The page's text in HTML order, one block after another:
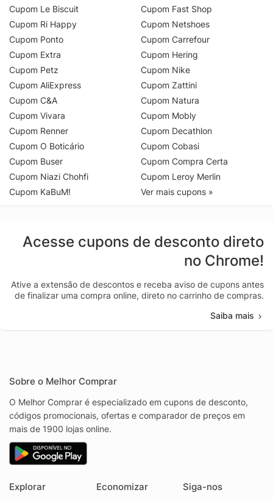
Cupom Le Biscuit
Cupom Ri Happy
Cupom Ponto
Cupom Extra
Cupom Petz
Cupom AliExpress
Cupom C&A
Cupom Vivara
Cupom Renner
Cupom O Boticário
Cupom Buser
Cupom Niazi Chohfi
Cupom KaBuM!
Cupom Fast Shop
Cupom Netshoes
Cupom Carrefour
Cupom Hering
Cupom Nike
Cupom Zattini
Cupom Natura
Cupom Mobly
Cupom Decathlon
Cupom Cobasi
Cupom Compra Certa
Cupom Leroy Merlin
Ver mais cupons »
Acesse cupons de desconto direto
no Chrome!
Ative a extensão de descontos e receba aviso de cupons antes
de finalizar uma compra online, direto no carrinho de compras.
Saiba mais
Sobre o Melhor Comprar
O Melhor Comprar é especializado em cupons de desconto,
códigos promocionais, ofertas e comparador de preços em
mais de 1900 lojas online.
Explorar Economizar Siga-nos